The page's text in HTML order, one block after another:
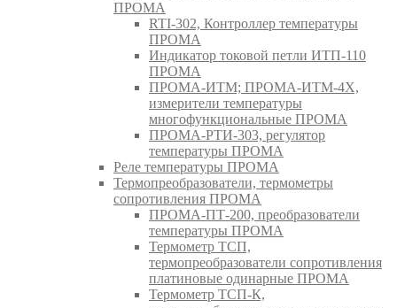
ПРОМА
RTI-302, Контроллер температуры
ПРОМА
Индикатор токовой петли ИТП-110
ПРОМА
ПРОМА-ИТМ; ПРОМА-ИТМ-4Х,
измерители температуры
многофункциональные ПРОМА
ПРОМА-РТИ-303, регулятор
температуры ПРОМА
Реле температуры ПРОМА
Термопреобразователи, термометры
сопротивления ПРОМА
ПРОМА-ПТ-200, преобразователи
температуры ПРОМА
Термометр ТСП,
термопреобразователи сопротивления
платиновые одинарные ПРОМА
Термометр ТСП-К,